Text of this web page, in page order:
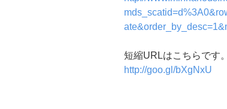
短縮URLはこちらです。
http://goo.gl/bXgNxU